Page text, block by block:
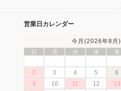
営業日カレンダー
今月(2026年8月)
日
月 火 水 木
2
3 4 5 6
9
10 11 12 13